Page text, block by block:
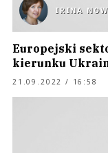
IRINA
Europejski
kierunku
21.09.2022 / 16:58